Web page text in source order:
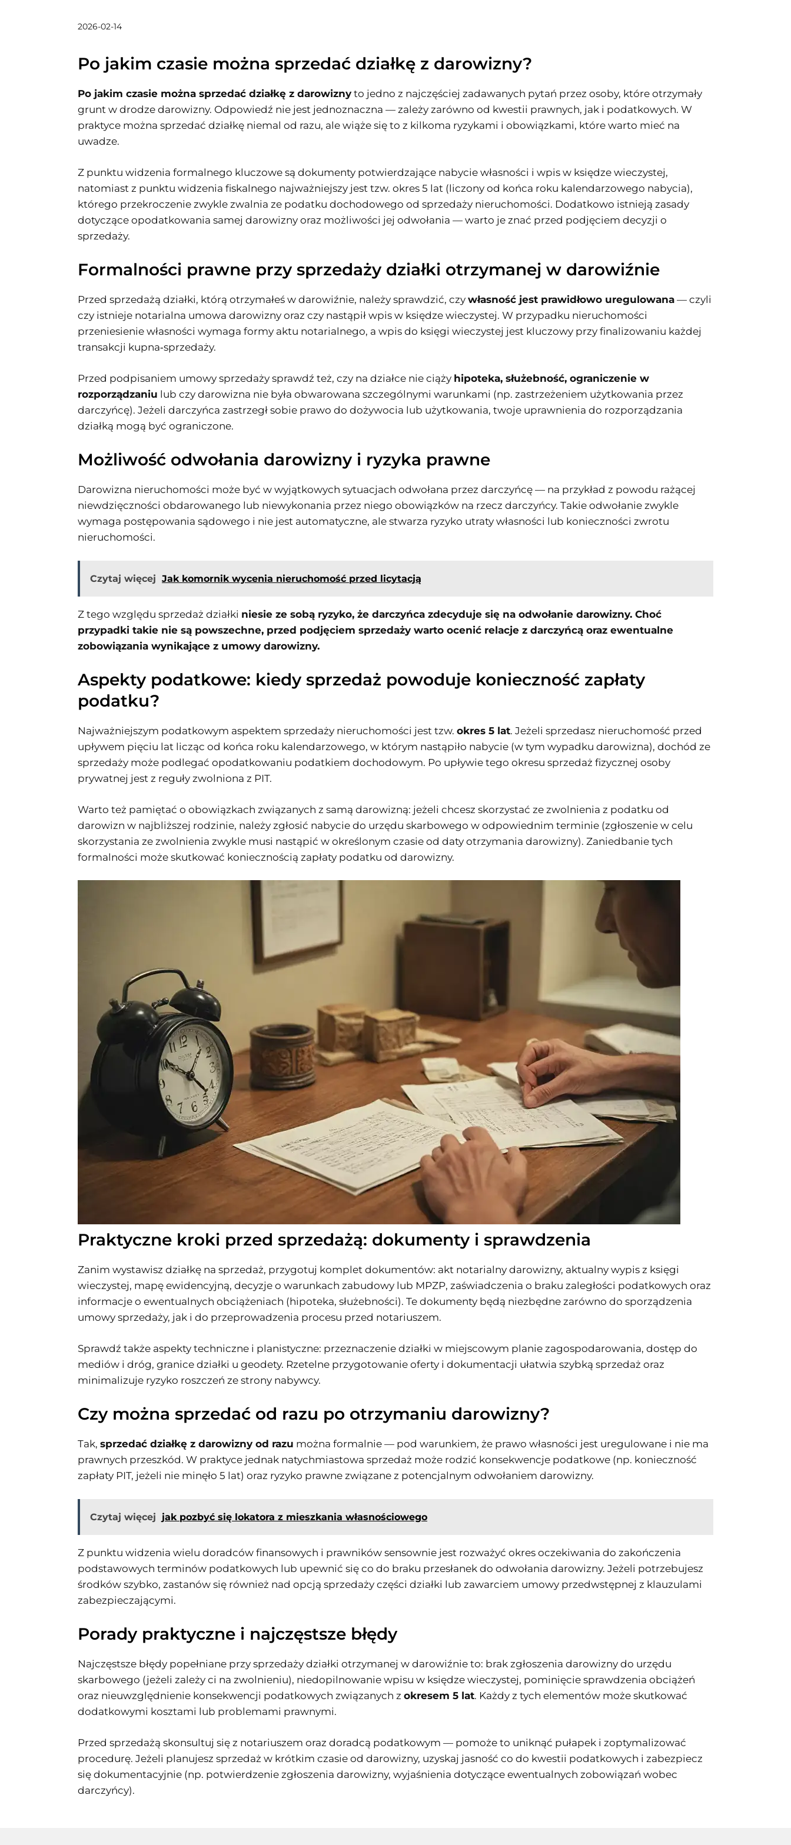
2026-02-14
Po jakim czasie można sprzedać działkę z darowizny?
Po jakim czasie można sprzedać działkę z darowizny to jedno z najczęściej zadawanych pytań przez osoby, które otrzymały
grunt w drodze darowizny. Odpowiedź nie jest jednoznaczna — zależy zarówno od kwestii prawnych, jak i podatkowych. W
praktyce można sprzedać działkę niemal od razu, ale wiąże się to z kilkoma ryzykami i obowiązkami, które warto mieć na
uwadze.
Z punktu widzenia formalnego kluczowe są dokumenty potwierdzające nabycie własności i wpis w księdze wieczystej,
natomiast z punktu widzenia fiskalnego najważniejszy jest tzw. okres 5 lat (liczony od końca roku kalendarzowego nabycia),
którego przekroczenie zwykle zwalnia ze podatku dochodowego od sprzedaży nieruchomości. Dodatkowo istnieją zasady
dotyczące opodatkowania samej darowizny oraz możliwości jej odwołania — warto je znać przed podjęciem decyzji o
sprzedaży.
Formalności prawne przy sprzedaży działki otrzymanej w darowiźnie
Przed sprzedażą działki, którą otrzymałeś w darowiźnie, należy sprawdzić, czy własność jest prawidłowo uregulowana — czyli
czy istnieje notarialna umowa darowizny oraz czy nastąpił wpis w księdze wieczystej. W przypadku nieruchomości
przeniesienie własności wymaga formy aktu notarialnego, a wpis do księgi wieczystej jest kluczowy przy finalizowaniu każdej
transakcji kupna‑sprzedaży.
Przed podpisaniem umowy sprzedaży sprawdź też, czy na działce nie ciąży hipoteka, służebność, ograniczenie w
rozporządzaniu lub czy darowizna nie była obwarowana szczególnymi warunkami (np. zastrzeżeniem użytkowania przez
darczyńcę). Jeżeli darczyńca zastrzegł sobie prawo do dożywocia lub użytkowania, twoje uprawnienia do rozporządzania
działką mogą być ograniczone.
Możliwość odwołania darowizny i ryzyka prawne
Darowizna nieruchomości może być w wyjątkowych sytuacjach odwołana przez darczyńcę — na przykład z powodu rażącej
niewdzięczności obdarowanego lub niewykonania przez niego obowiązków na rzecz darczyńcy. Takie odwołanie zwykle
wymaga postępowania sądowego i nie jest automatyczne, ale stwarza ryzyko utraty własności lub konieczności zwrotu
nieruchomości.
Czytaj więcej Jak komornik wycenia nieruchomość przed licytacją
Z tego względu sprzedaż działki niesie ze sobą ryzyko, że darczyńca zdecyduje się na odwołanie darowizny. Choć
przypadki takie nie są powszechne, przed podjęciem sprzedaży warto ocenić relacje z darczyńcą oraz ewentualne
zobowiązania wynikające z umowy darowizny.
Aspekty podatkowe: kiedy sprzedaż powoduje konieczność zapłaty
podatku?
Najważniejszym podatkowym aspektem sprzedaży nieruchomości jest tzw. okres 5 lat. Jeżeli sprzedasz nieruchomość przed
upływem pięciu lat licząc od końca roku kalendarzowego, w którym nastąpiło nabycie (w tym wypadku darowizna), dochód ze
sprzedaży może podlegać opodatkowaniu podatkiem dochodowym. Po upływie tego okresu sprzedaż fizycznej osoby
prywatnej jest z reguły zwolniona z PIT.
Warto też pamiętać o obowiązkach związanych z samą darowizną: jeżeli chcesz skorzystać ze zwolnienia z podatku od
darowizn w najbliższej rodzinie, należy zgłosić nabycie do urzędu skarbowego w odpowiednim terminie (zgłoszenie w celu
skorzystania ze zwolnienia zwykle musi nastąpić w określonym czasie od daty otrzymania darowizny). Zaniedbanie tych
formalności może skutkować koniecznością zapłaty podatku od darowizny.
Praktyczne kroki przed sprzedażą: dokumenty i sprawdzenia
Zanim wystawisz działkę na sprzedaż, przygotuj komplet dokumentów: akt notarialny darowizny, aktualny wypis z księgi
wieczystej, mapę ewidencyjną, decyzje o warunkach zabudowy lub MPZP, zaświadczenia o braku zaległości podatkowych oraz
informacje o ewentualnych obciążeniach (hipoteka, służebności). Te dokumenty będą niezbędne zarówno do sporządzenia
umowy sprzedaży, jak i do przeprowadzenia procesu przed notariuszem.
Sprawdź także aspekty techniczne i planistyczne: przeznaczenie działki w miejscowym planie zagospodarowania, dostęp do
mediów i dróg, granice działki u geodety. Rzetelne przygotowanie oferty i dokumentacji ułatwia szybką sprzedaż oraz
minimalizuje ryzyko roszczeń ze strony nabywcy.
Czy można sprzedać od razu po otrzymaniu darowizny?
Tak, sprzedać działkę z darowizny od razu można formalnie — pod warunkiem, że prawo własności jest uregulowane i nie ma
prawnych przeszkód. W praktyce jednak natychmiastowa sprzedaż może rodzić konsekwencje podatkowe (np. konieczność
zapłaty PIT, jeżeli nie minęło 5 lat) oraz ryzyko prawne związane z potencjalnym odwołaniem darowizny.
Czytaj więcej jak pozbyć się lokatora z mieszkania własnościowego
Z punktu widzenia wielu doradców finansowych i prawników sensownie jest rozważyć okres oczekiwania do zakończenia
podstawowych terminów podatkowych lub upewnić się co do braku przesłanek do odwołania darowizny. Jeżeli potrzebujesz
środków szybko, zastanów się również nad opcją sprzedaży części działki lub zawarciem umowy przedwstępnej z klauzulami
zabezpieczającymi.
Porady praktyczne i najczęstsze błędy
Najczęstsze błędy popełniane przy sprzedaży działki otrzymanej w darowiźnie to: brak zgłoszenia darowizny do urzędu
skarbowego (jeżeli zależy ci na zwolnieniu), niedopilnowanie wpisu w księdze wieczystej, pominięcie sprawdzenia obciążeń
oraz nieuwzględnienie konsekwencji podatkowych związanych z okresem 5 lat. Każdy z tych elementów może skutkować
dodatkowymi kosztami lub problemami prawnymi.
Przed sprzedażą skonsultuj się z notariuszem oraz doradcą podatkowym — pomoże to uniknąć pułapek i zoptymalizować
procedurę. Jeżeli planujesz sprzedaż w krótkim czasie od darowizny, uzyskaj jasność co do kwestii podatkowych i zabezpiecz
się dokumentacyjnie (np. potwierdzenie zgłoszenia darowizny, wyjaśnienia dotyczące ewentualnych zobowiązań wobec
darczyńcy).